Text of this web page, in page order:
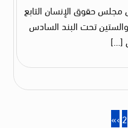
مجلس حقوق الإنسان التابع
تحت البند السادس
[…]
«‹ 2